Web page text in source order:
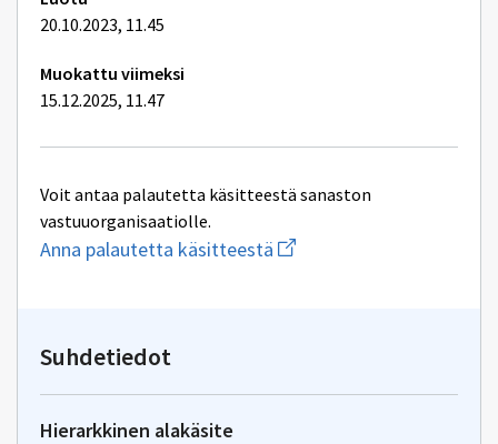
20.10.2023, 11.45
Muokattu viimeksi
15.12.2025, 11.47
Voit antaa palautetta käsitteestä sanaston
vastuuorganisaatiolle.
Anna palautetta käsitteestä Aloita
uuden
Suhdetiedot
Hierarkkinen alakäsite